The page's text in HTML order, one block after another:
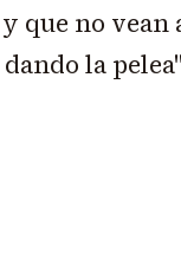
que no vean
la